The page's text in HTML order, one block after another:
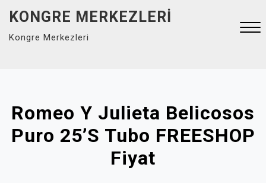
content
KONGRE MERKEZLERI
Kongre Merkezleri
Romeo Y Julieta Belicosos
Puro 25’s Tubo FREESHOP
Fiyat